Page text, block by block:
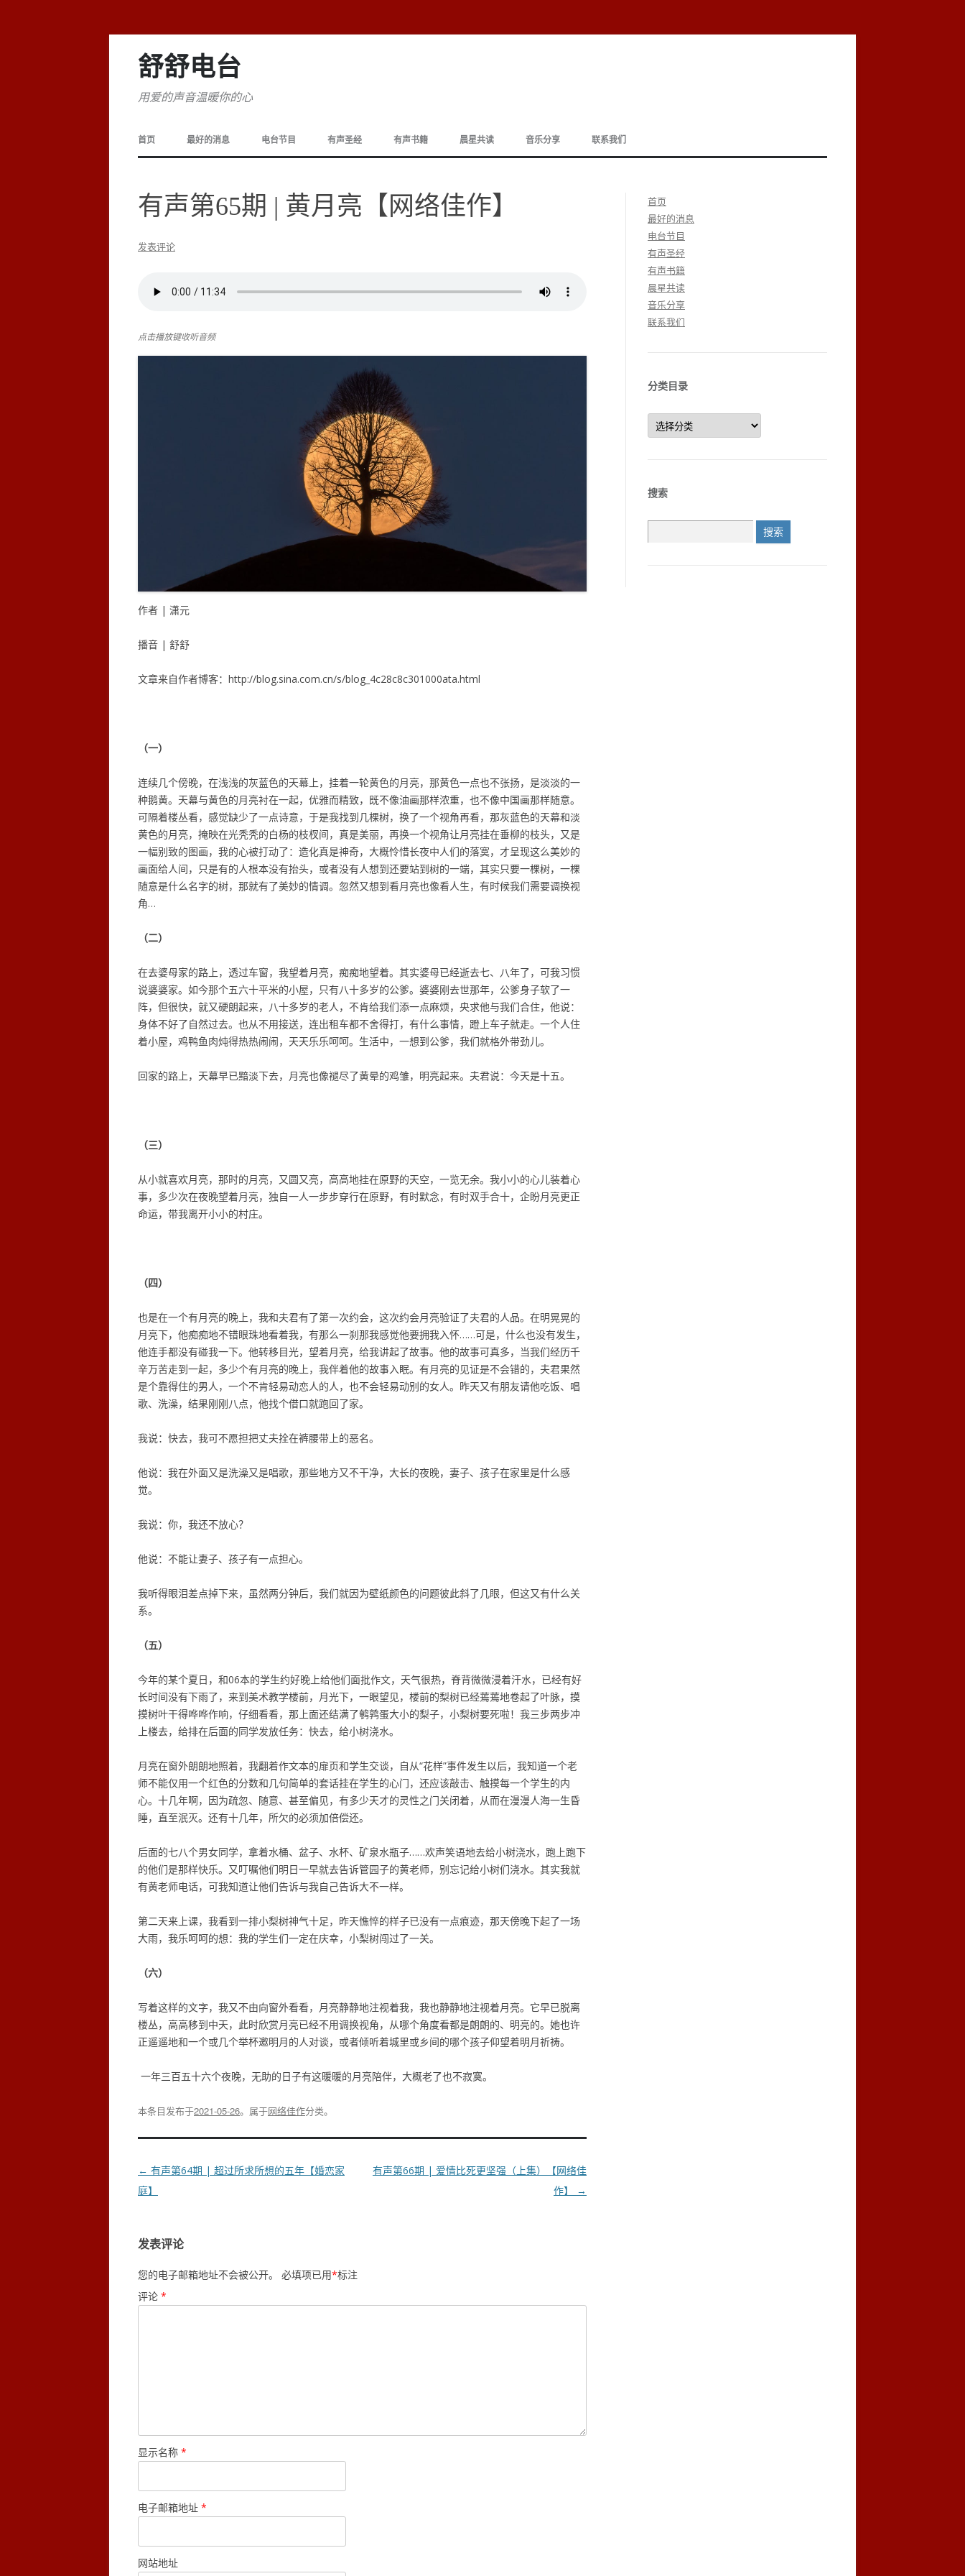
舒舒电台
用爱的声音温暖你的心
至
文
首页 最好的消息 电台节目 有声圣经 有声书籍 晨星共读 音乐分享 联系我们
有声第65期 | 黄月亮【网络佳作】
发表评论
点击播放键收听音频
作者 | 潇元
播音 | 舒舒
文章来自作者博客：http://blog.sina.com.cn/s/blog_4c28c8c301000ata.html
（一）
连续几个傍晚，在浅浅的灰蓝色的天幕上，挂着一轮黄色的月亮，那黄色一点也不张扬，是淡淡的一
种鹅黄。天幕与黄色的月亮衬在一起，优雅而精致，既不像油画那样浓重，也不像中国画那样随意。
可隔着楼丛看，感觉缺少了一点诗意，于是我找到几棵树，换了一个视角再看，那灰蓝色的天幕和淡
黄色的月亮，掩映在光秃秃的白杨的枝杈间，真是美丽，再换一个视角让月亮挂在垂柳的枝头，又是
一幅别致的图画，我的心被打动了：造化真是神奇，大概怜惜长夜中人们的落寞，才呈现这么美妙的
画面给人间，只是有的人根本没有抬头，或者没有人想到还要站到树的一端，其实只要一棵树，一棵
随意是什么名字的树，那就有了美妙的情调。忽然又想到看月亮也像看人生，有时候我们需要调换视
角…
（二）
在去婆母家的路上，透过车窗，我望着月亮，痴痴地望着。其实婆母已经逝去七、八年了，可我习惯
说婆婆家。如今那个五六十平米的小屋，只有八十多岁的公爹。婆婆刚去世那年，公爹身子软了一
阵，但很快，就又硬朗起来，八十多岁的老人，不肯给我们添一点麻烦，央求他与我们合住，他说：
身体不好了自然过去。也从不用接送，连出租车都不舍得打，有什么事情，蹬上车子就走。一个人住
着小屋，鸡鸭鱼肉炖得热热闹闹，天天乐乐呵呵。生活中，一想到公爹，我们就格外带劲儿。
回家的路上，天幕早已黯淡下去，月亮也像褪尽了黄晕的鸡雏，明亮起来。夫君说：今天是十五。
（三）
从小就喜欢月亮，那时的月亮，又圆又亮，高高地挂在原野的天空，一览无余。我小小的心儿装着心
事，多少次在夜晚望着月亮，独自一人一步步穿行在原野，有时默念，有时双手合十，企盼月亮更正
命运，带我离开小小的村庄。
（四）
也是在一个有月亮的晚上，我和夫君有了第一次约会，这次约会月亮验证了夫君的人品。在明晃晃的
月亮下，他痴痴地不错眼珠地看着我，有那么一刹那我感觉他要拥我入怀……可是，什么也没有发生，
他连手都没有碰我一下。他转移目光，望着月亮，给我讲起了故事。他的故事可真多，当我们经历千
辛万苦走到一起，多少个有月亮的晚上，我伴着他的故事入眠。有月亮的见证是不会错的，夫君果然
是个靠得住的男人，一个不肯轻易动恋人的人，也不会轻易动别的女人。昨天又有朋友请他吃饭、唱
歌、洗澡，结果刚刚八点，他找个借口就跑回了家。
我说：快去，我可不愿担把丈夫拴在裤腰带上的恶名。
他说：我在外面又是洗澡又是唱歌，那些地方又不干净，大长的夜晚，妻子、孩子在家里是什么感
觉。
我说：你，我还不放心？
他说：不能让妻子、孩子有一点担心。
我听得眼泪差点掉下来，虽然两分钟后，我们就因为壁纸颜色的问题彼此斜了几眼，但这又有什么关
系。
（五）
今年的某个夏日，和06本的学生约好晚上给他们面批作文，天气很热，脊背微微浸着汗水，已经有好
长时间没有下雨了，来到美术教学楼前，月光下，一眼望见，楼前的梨树已经蔫蔫地卷起了叶脉，摸
摸树叶干得哗哗作响，仔细看看，那上面还结满了鹌鹑蛋大小的梨子，小梨树要死啦！我三步两步冲
上楼去，给排在后面的同学发放任务：快去，给小树浇水。
月亮在窗外朗朗地照着，我翻着作文本的扉页和学生交谈，自从“花样”事件发生以后，我知道一个老
师不能仅用一个红色的分数和几句简单的套话挂在学生的心门，还应该敲击、触摸每一个学生的内
心。十几年啊，因为疏忽、随意、甚至偏见，有多少天才的灵性之门关闭着，从而在漫漫人海一生昏
睡，直至泯灭。还有十几年，所欠的必须加倍偿还。
后面的七八个男女同学，拿着水桶、盆子、水杯、矿泉水瓶子……欢声笑语地去给小树浇水，跑上跑下
的他们是那样快乐。又叮嘱他们明日一早就去告诉管园子的黄老师，别忘记给小树们浇水。其实我就
有黄老师电话，可我知道让他们告诉与我自己告诉大不一样。
第二天来上课，我看到一排小梨树神气十足，昨天憔悴的样子已没有一点痕迹，那天傍晚下起了一场
大雨，我乐呵呵的想：我的学生们一定在庆幸，小梨树闯过了一关。
（六）
写着这样的文字，我又不由向窗外看看，月亮静静地注视着我，我也静静地注视着月亮。它早已脱离
楼丛，高高移到中天，此时欣赏月亮已经不用调换视角，从哪个角度看都是朗朗的、明亮的。她也许
正遥遥地和一个或几个举杯邀明月的人对谈，或者倾听着城里或乡间的哪个孩子仰望着明月祈祷。
一年三百五十六个夜晚，无助的日子有这暖暖的月亮陪伴，大概老了也不寂寞。
本条目发布于2021-05-26。属于网络佳作分类。
文
章
← 有声第64期 | 超过所求所想的五年【婚恋家
庭】
有声第66期 | 爱情比死更坚强（上集）【网络佳
作】
→
发表评论
您的电子邮箱地址不会被公开。 必填项已用*标注
评论 *
显示名称 *
电子邮箱地址 *
网站地址
首页
最好的消息
电台节目
有声圣经
有声书籍
晨星共读
音乐分享
联系我们
分类目录
分
类
目
搜索
索：